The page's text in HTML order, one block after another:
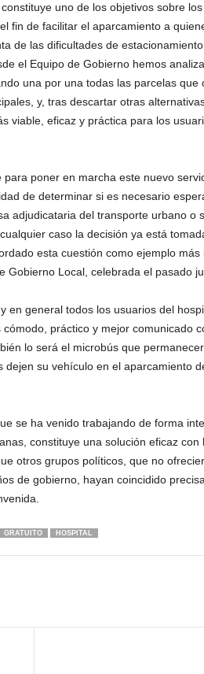
uno de los objetivos sobre
fin de facilitar el aparcamiento a
de las dificultades de
el Equipo de Gobierno hemos
una por una todas las parcelas que
y, tras descartar otras
viable, eficaz y práctica para los
poner en marcha este nuevo
de determinar si es necesario
adjudicataria del transporte urbano o
caso la decisión ya está
esta cuestión como ejemplo más
Local, celebrada el pasado
en general todos los usuarios del
práctico y mejor comunicado
lo será el microbús que
su vehículo en el aparcamiento
se ha venido trabajando de forma
constituye una solución eficaz con
otros grupos políticos, que no
de gobierno, hayan coincidido
GRATUITO HOSPITAL